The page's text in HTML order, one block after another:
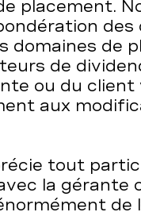
placement.
des
domaines de
de
ou du client
aux
tout
la gérante
de